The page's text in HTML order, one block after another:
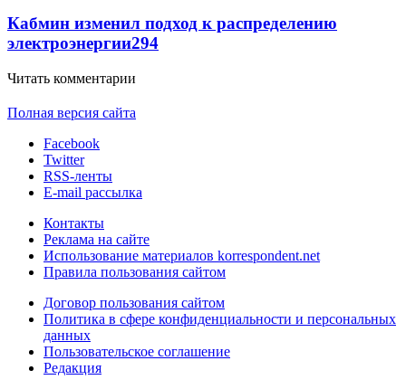
Кабмин изменил подход к распределению
электроэнергии294
Читать комментарии
Полная версия сайта
Facebook
Twitter
RSS-ленты
E-mail рассылка
Контакты
Реклама на сайте
Использование материалов korrespondent.net
Правила пользования сайтом
Договор пользования сайтом
Политика в сфере конфиденциальности и персональных
данных
Пользовательское соглашение
Редакция